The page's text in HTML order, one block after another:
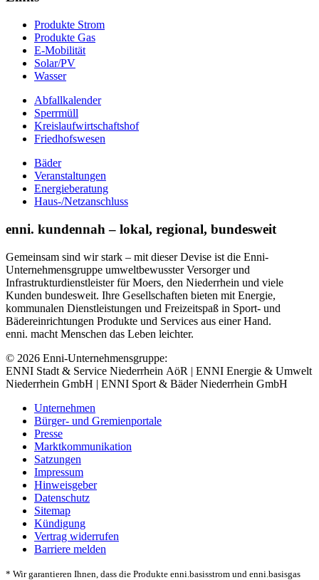
Produkte Strom
Produkte Gas
E-Mobilität
Solar/PV
Wasser
Abfallkalender
Sperrmüll
Kreislaufwirtschaftshof
Friedhofswesen
Bäder
Veranstaltungen
Energieberatung
Haus-/Netzanschluss
enni. kundennah – lokal, regional, bundesweit
Gemeinsam sind wir stark – mit dieser Devise ist die Enni-
Unternehmensgruppe umweltbewusster Versorger und
Infrastrukturdienstleister für Moers, den Niederrhein und viele
Kunden bundesweit. Ihre Gesellschaften bieten mit Energie,
kommunalen Dienstleistungen und Freizeitspaß in Sport- und
Bädereinrichtungen Produkte und Services aus einer Hand.
enni. macht Menschen das Leben leichter.
© 2026 Enni-Unternehmensgruppe:
ENNI Stadt & Service Niederrhein AöR | ENNI Energie & Umwelt
Niederrhein GmbH | ENNI Sport & Bäder Niederrhein GmbH
Unternehmen
Bürger- und Gremienportale
Presse
Marktkommunikation
Satzungen
Impressum
Hinweisgeber
Datenschutz
Sitemap
Kündigung
Vertrag widerrufen
Barriere melden
* Wir garantieren Ihnen, dass die Produkte enni.basisstrom und enni.basisgas